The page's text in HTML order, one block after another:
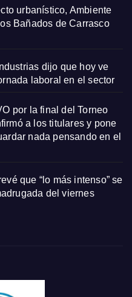
urbanístico, Ambiente
Bañados de Carrasco
dijo que hoy ve
laboral en el sector
por la final del Torneo
a los titulares y pone
nada pensando en el
que “lo más intenso” se
del viernes